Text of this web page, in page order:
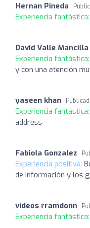
Hernan Pineda
Experiencia fantástica:
David Valle Mancilla
Experiencia fantástica:
y con una atención
yaseen khan
Experiencia fantástica:
address
Fabiola Gonzalez
Experiencia positiva:
de información y los
videos rramdonn
Experiencia fantástica: